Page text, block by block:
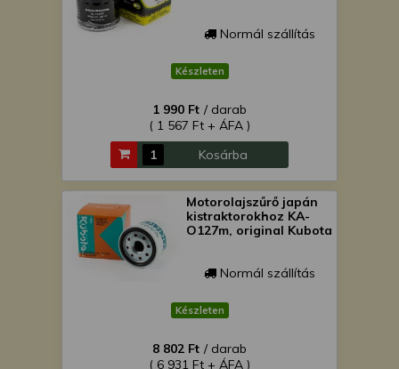
Normál szállítás
Készleten
1 990 Ft / darab
( 1 567 Ft + ÁFA )
Kosárba
Motorolajszűrő japán
kistraktorokhoz KA-
O127m, original Kubota
Normál szállítás
Készleten
8 802 Ft / darab
( 6 931 Ft + ÁFA )